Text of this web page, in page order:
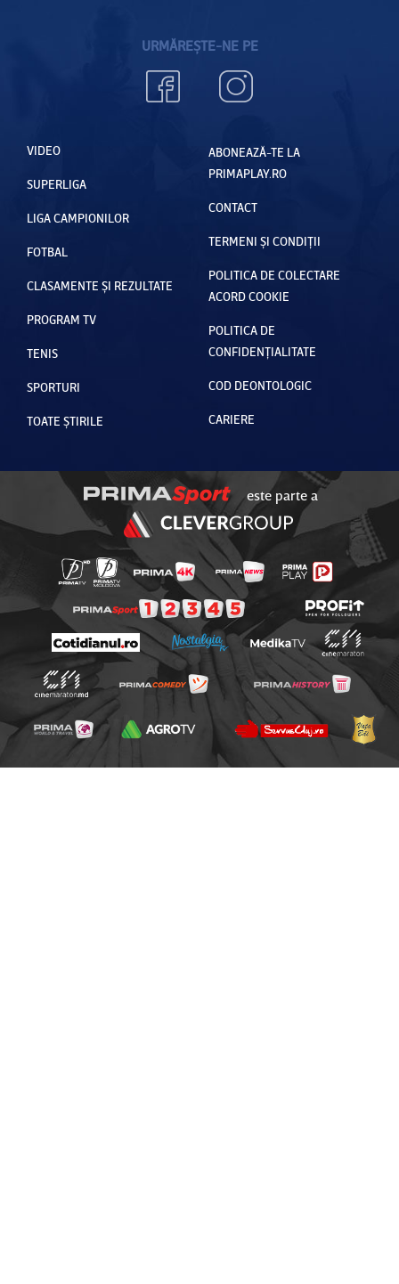
URMĂREȘTE-NE PE
VIDEO
SUPERLIGA
LIGA CAMPIONILOR
FOTBAL
CLASAMENTE ȘI REZULTATE
PROGRAM TV
TENIS
SPORTURI
TOATE ȘTIRILE
ABONEAZĂ-TE LA
PRIMAPLAY.RO
CONTACT
TERMENI ȘI CONDIȚII
POLITICA DE COLECTARE
ACORD COOKIE
POLITICA DE
CONFIDENȚIALITATE
COD DEONTOLOGIC
CARIERE
este parte a